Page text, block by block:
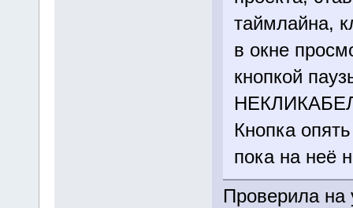
таймлайна,
в окне
кнопкой
Кнопка
пока на неё
Проверила на